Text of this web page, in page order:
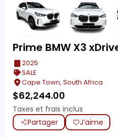
Prime BMW X3
2025
SALE
Cape Town, South Africa
$62,244.00
Taxes et frais inclus
Partager
J’aime